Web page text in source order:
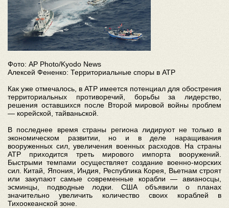
Фото: AP Photo/Kyodo News
Алексей Фененко: Территориальные споры в АТР
Как уже отмечалось, в АТР имеется потенциал для обострения
территориальных противоречий, борьбы за лидерство,
решения оставшихся после Второй мировой войны проблем
— корейской, тайваньской.
В последнее время страны региона лидируют не только в
экономическом развитии, но и в деле наращивания
вооруженных сил, увеличения военных расходов. На страны
АТР приходится треть мирового импорта вооружений.
Быстрыми темпами осуществляет создание военно-морских
сил. Китай, Япония, Индия, Республика Корея, Вьетнам строят
или закупают самые современные корабли — авианосцы,
эсминцы, подводные лодки. США объявили о планах
значительно увеличить количество своих кораблей в
Тихоокеанской зоне.